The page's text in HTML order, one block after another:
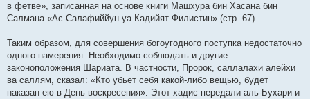
в фетве», записанная на основе книги Машхура бин Хасана бин
Салмана «Ас-Салафиййун уа Кадийят Филистин» (стр. 67).
Таким образом, для совершения богоугодного поступка недостаточно
одного намерения. Необходимо соблюдать и другие
законоположения Шариата. В частности, Пророк, саллалахи алейхи
ва саллям, сказал: «Кто убьет себя какой-либо вещью, будет
наказан ею в День воскресения». Этот хадис передали аль-Бухари и